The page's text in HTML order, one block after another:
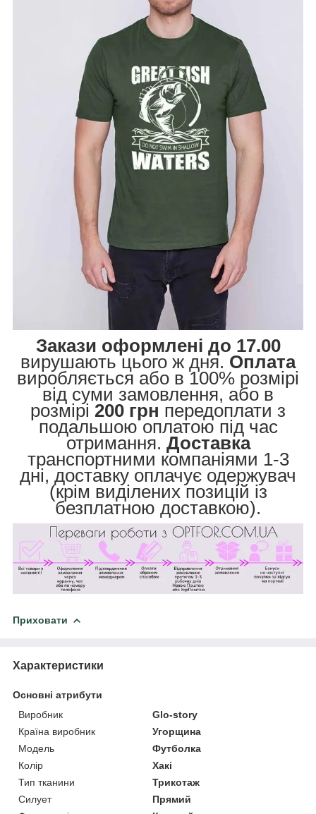
Закази оформлені до 17.00
вирушають цього ж дня. Оплата
виробляється або в 100% розмірі
від суми замовлення, або в
розмірі 200 грн передоплати з
подальшою оплатою під час
отримання. Доставка
транспортними компаніями 1-3
дні, доставку оплачує одержувач
(крім виділених позицій із
безплатною доставкою).
Приховати
Характеристики
Основні атрибути
Виробник
Glo-story
Країна виробник
Угорщина
Модель
Футболка
Колір
Хакі
Тип тканини
Трикотаж
Силует
Прямий